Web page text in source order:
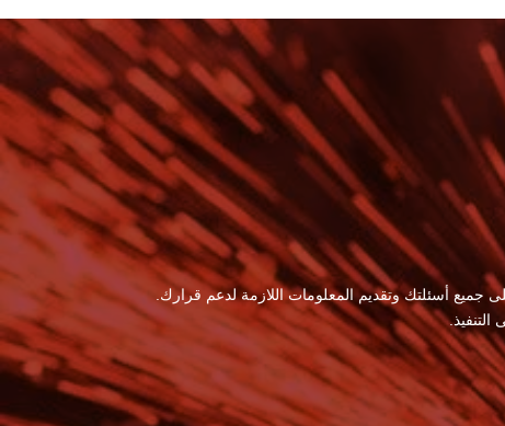
جميع أسئلتك وتقديم المعلومات اللازمة لدعم قرارك.